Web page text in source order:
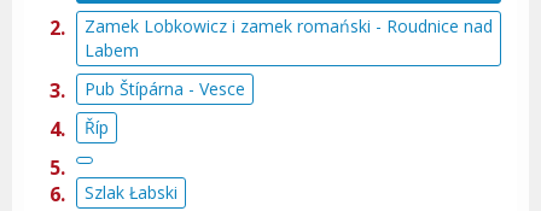
Zamek Lobkowicz i zamek romański - Roudnice nad
Labem
Pub Štípárna - Vesce
Říp
Szlak Łabski